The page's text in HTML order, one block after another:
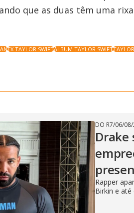
que as duas têm uma
EX TAYLOR SWIFTÁLBUM TAYLOR SWIFT
DO R7/06/
Drake
Rapper
Birkin e até